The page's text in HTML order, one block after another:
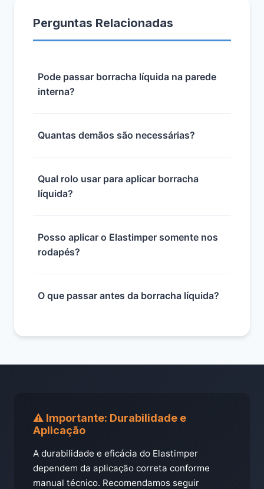
Perguntas Relacionadas
Pode passar borracha líquida na parede
interna?
Quantas demãos são necessárias?
Qual rolo usar para aplicar borracha
líquida?
Posso aplicar o Elastimper somente nos
rodapés?
O que passar antes da borracha líquida?
⚠️ Importante: Durabilidade e
Aplicação
A durabilidade e eficácia do Elastimper
dependem da aplicação correta conforme
manual técnico. Recomendamos seguir